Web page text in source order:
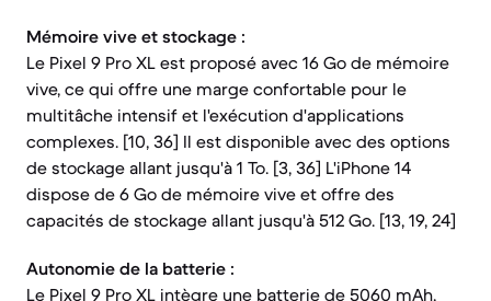
Mémoire vive et stockage :
Le Pixel 9 Pro XL est proposé avec 16 Go de mémoire
vive, ce qui offre une marge confortable pour le
multitâche intensif et l'exécution d'applications
complexes. [10, 36] Il est disponible avec des options
de stockage allant jusqu'à 1 To. [3, 36] L'iPhone 14
dispose de 6 Go de mémoire vive et offre des
capacités de stockage allant jusqu'à 512 Go. [13, 19, 24]
Autonomie de la batterie :
Le Pixel 9 Pro XL intègre une batterie de 5060 mAh,